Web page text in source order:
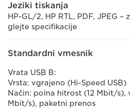
Jeziki tiskanja
HP-GL/2, HP RTL, PDF, JPEG
glejte specifikacije
Standardni vmesnik
Vrata USB B:
Vrsta: vgrajeno (Hi-Speed USB)
Način: polna hitrost (12 Mbit/
Mbit/s), paketni prenos